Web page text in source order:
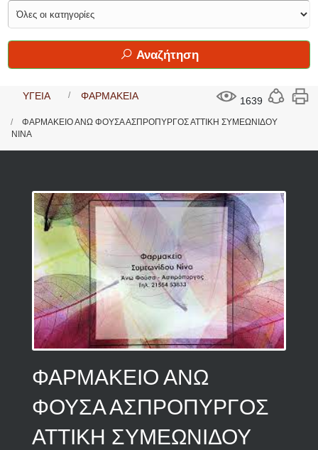
Αναζήτηση
1639
ΥΓΕΙΑ ΦΑΡΜΑΚΕΙΑ
ΦΑΡΜΑΚΕΙΟ ΑΝΩ ΦΟΥΣΑ ΑΣΠΡΟΠΥΡΓΟΣ ΑΤΤΙΚΗ ΣΥΜΕΩΝΙΔΟΥ
ΝΙΝΑ
ΦΑΡΜΑΚΕΙΟ ΑΝΩ
ΦΟΥΣΑ ΑΣΠΡΟΠΥΡΓΟΣ
ΑΤΤΙΚΗ ΣΥΜΕΩΝΙΔΟΥ